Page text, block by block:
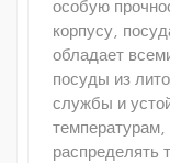
особую
корпусу,
обладает
посуды из
службы и
распределять